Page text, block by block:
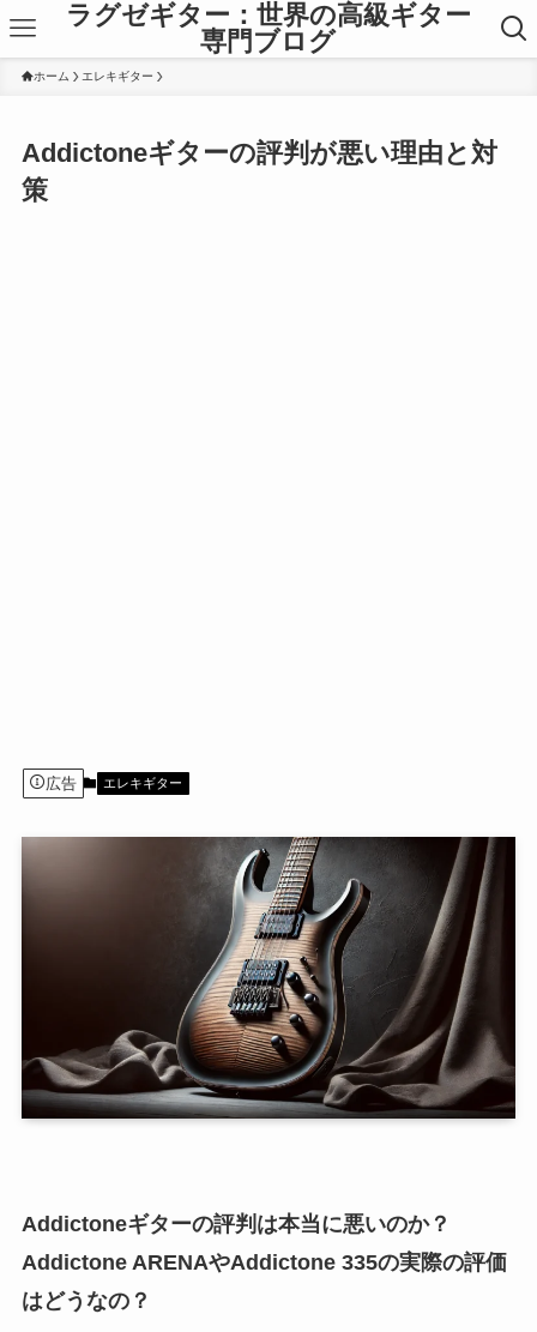
ラグゼギター：世界の高級ギター
専門ブログ
ホーム エレキギター
Addictoneギターの評判が悪い理由と対
策
広告 エレキギター
Addictoneギターの評判は本当に悪いのか？
Addictone ARENAやAddictone 335の実際の評価
はどうなの？